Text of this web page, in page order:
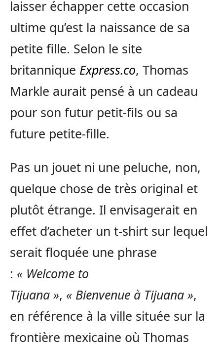
laisser échapper cette occasion
ultime qu’est la naissance de sa
petite fille. Selon le site
britannique Express.co, Thomas
Markle aurait pensé à un cadeau
pour son futur petit-fils ou sa
future petite-fille.
Pas un jouet ni une peluche, non,
quelque chose de très original et
plutôt étrange. Il envisagerait en
effet d’acheter un t-shirt sur lequel
serait floquée une phrase
: « Welcome to
Tijuana », « Bienvenue à Tijuana »,
en référence à la ville située sur la
frontière mexicaine où Thomas